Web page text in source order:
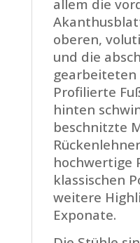
allem die
oberen,
und die
Profilierte
hinten
beschnitzte
hochwertige
klassischen
weitere
Exponate.